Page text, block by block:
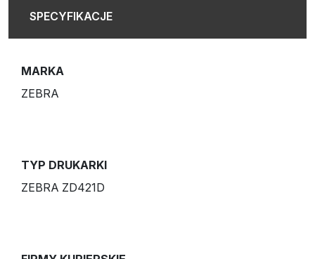
SPECYFIKACJE
MARKA
ZEBRA
TYP DRUKARKI
ZEBRA ZD421D